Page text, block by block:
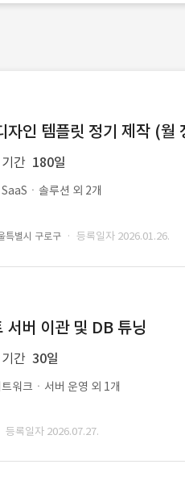
자인 템플릿 정기 제작 (월
간 180일
SaaSㆍ솔루션 외 2개
특별시 구로구 · 등록일자 2026.01.26.
버 이관 및 DB 튜닝
간 30일
워크ㆍ서버 운영 외 1개
등록일자 2026.07.27.